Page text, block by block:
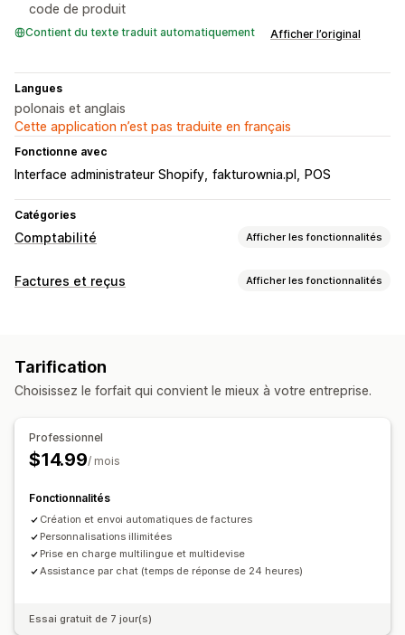
code de produit
Contient du texte traduit automatiquement Afficher l’original
Langues
polonais et anglais
Cette application n’est pas traduite en français
Fonctionne avec
Interface administrateur Shopify fakturownia.pl POS
Catégories
Comptabilité Afficher les fonctionnalités
Opérations financières
Détails des commandes
Importation de l’historique des données
Factures et reçus Afficher les fonctionnalités
Documents personnalisés
Devises multiples
Génération de PDF
Impression et exportation
Numérotation séquentielle
Tarification
Choisissez le forfait qui convient le mieux à votre entreprise.
Professionnel
$14.99/ mois
Fonctionnalités
Création et envoi automatiques de factures
Personnalisations illimitées
Prise en charge multilingue et multidevise
Assistance par chat (temps de réponse de 24 heures)
Essai gratuit de 7 jour(s)